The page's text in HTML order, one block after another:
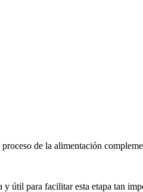
de la alimentación
útil para facilitar esta etapa tan